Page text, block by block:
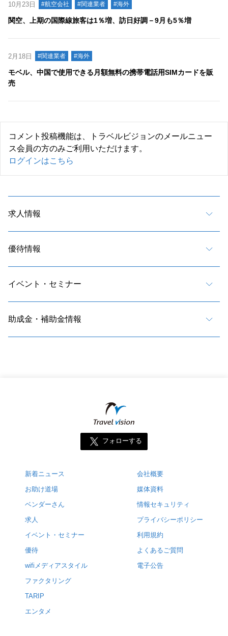
10月23日 #航空会社 #関連業者 #海外
関空、上期の国際線旅客は1％増、訪日好調－9月も5％増
2月18日 #関連業者 #海外
モベル、中国で使用できる月額無料の携帯電話用SIMカードを販
売
コメント投稿機能は、トラベルビジョンのメールニュー
ス会員の方のみご利用いただけます。
ログインはこちら
求人情報
優待情報
イベント・セミナー
助成金・補助金情報
フォローする
新着ニュース
お助け道場
ベンダーさん
求人
イベント・セミナー
優待
wifiメディアスタイル
ファクタリング
TARIP
エンタメ
会社概要
媒体資料
情報セキュリティ
プライバシーポリシー
利用規約
よくあるご質問
電子公告